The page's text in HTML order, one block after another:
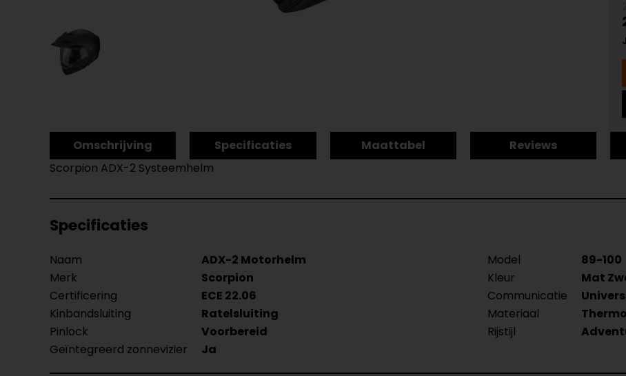
Omschrijving Specificaties Maattabel Reviews
Scorpion ADX-2 Systeemhelm
Specificaties
Naam ADX-2 Motorhelm Model
89-100
Merk
Scorpion Kleur
Mat
Certificering
ECE 22.06 Communicatie
Kinbandsluiting
Ratelsluiting Materiaal
Pinlock
Voorbereid Rijstijl
Geïntegreerd zonnevizier
Ja